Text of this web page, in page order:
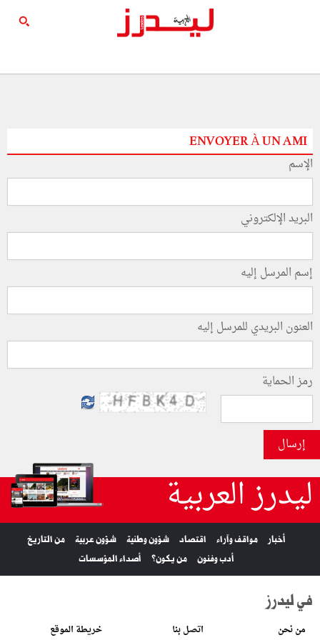
ENVOYER À UN AMI
الإسم
البريد الإلكتروني
إسم المرسل إليه
العنون البريدي للمرسل إليه
رمز الحماية
إرسال
ليدرز العربية
أخبار مواقف وآراء اقتصاد شؤون وطنية شؤون عربية
من التاريخ
أدب وفنون
من يكون؟ أصداء المؤسسات
في ليدرز
من نحن اتصل بنا خريطة الموقع